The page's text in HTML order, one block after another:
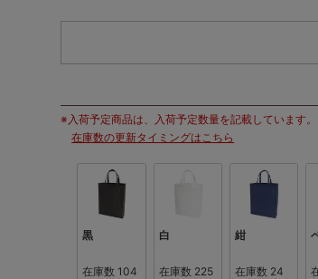
※入荷予定商品は、入荷予定数量を記載しています。
在庫数の更新タイミングはこちら
黒
在庫数 104
白
在庫数 225
紺
在庫数 24